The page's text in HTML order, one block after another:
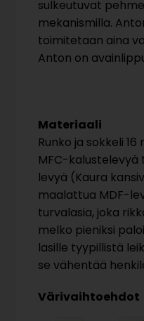
sulkeutuvat
mekanismilla.
toimitetaan aina
Anton on
Materiaali
Runko ja sokkeli
MFC-
levyä (Kaura
maalattua MDF-
turvalasia, joka
melko pieniksi
lasille tyypillistä
se vähentää
Värivaihtoehdot